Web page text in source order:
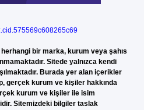
bir marka, kurum veya şahıs
Sitede yalnızca kendi
Burada yer alan içerikler
gerçek kurum ve kişiler hakkında
kurum ve kişiler ile isim
Sitemizdeki bilgiler taslak